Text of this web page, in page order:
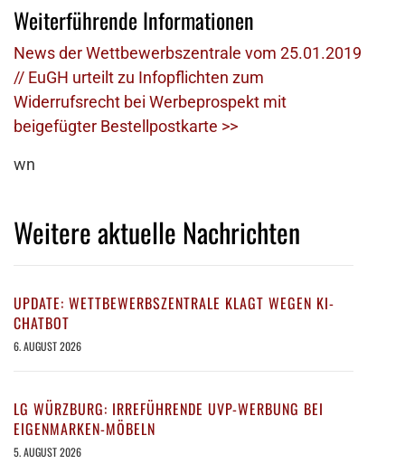
Weiterführende Informationen
News der Wettbewerbszentrale vom 25.01.2019
// EuGH urteilt zu Infopflichten zum
Widerrufsrecht bei Werbeprospekt mit
beigefügter Bestellpostkarte >>
wn
Weitere aktuelle Nachrichten
UPDATE: WETTBEWERBSZENTRALE KLAGT WEGEN KI-
CHATBOT
6. AUGUST 2026
LG WÜRZBURG: IRREFÜHRENDE UVP-WERBUNG BEI
EIGENMARKEN-MÖBELN
5. AUGUST 2026